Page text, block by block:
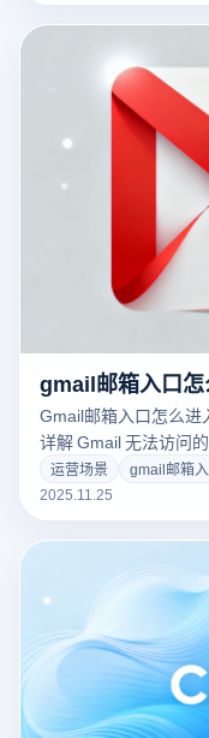
Gmail邮箱入口怎么
详解 Gmail 无法访问
效提升 Gmail 使用体
运营场景 gmail邮箱
2025.11.25